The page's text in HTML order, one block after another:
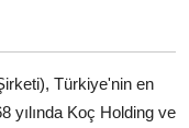
Türkiye'nin en
yılında Koç Holding ve